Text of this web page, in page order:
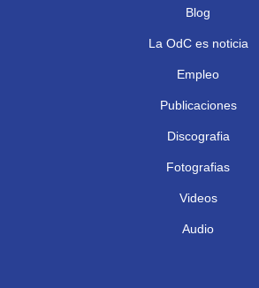
Blog
La OdC es noticia
Empleo
Publicaciones
Discografia
Fotografias
Videos
Audio